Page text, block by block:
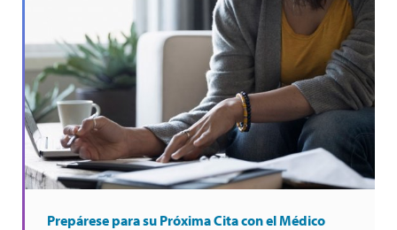
Prepárese para su Próxima Cita con el Médico